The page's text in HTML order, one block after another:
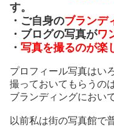
す。
・ご自身のブランデ
・ブログの写真がワ
・ 写真を撮るのが楽
プロフィール写真はい
撮っておいてもらうの
ブランディングにおい
以前私は街の写真館で